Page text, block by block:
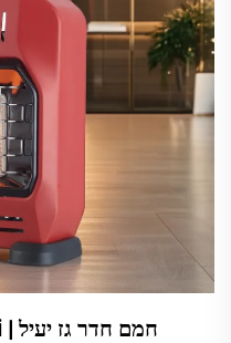
חמם חדר גז יעיל | Luoqi מכשיר חום יעיל